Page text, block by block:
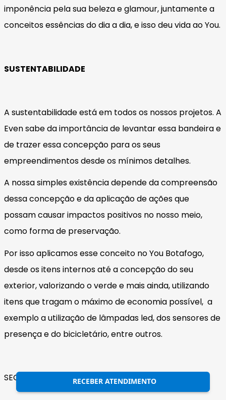
RECEBER ATENDIMENTO
imponência pela sua beleza e glamour, juntamente a
conceitos essências do dia a dia, e isso deu vida ao You.
SUSTENTABILIDADE
A sustentabilidade está em todos os nossos projetos. A
Even sabe da importância de levantar essa bandeira e
de trazer essa concepção para os seus
empreendimentos desde os mínimos detalhes.
A nossa simples existência depende da compreensão
dessa concepção e da aplicação de ações que
possam causar impactos positivos no nosso meio,
como forma de preservação.
Por isso aplicamos esse conceito no You Botafogo,
desde os itens internos até a concepção do seu
exterior, valorizando o verde e mais ainda, utilizando
itens que tragam o máximo de economia possível, a
exemplo a utilização de lâmpadas led, dos sensores de
presença e do bicicletário, entre outros.
SEGURANÇA